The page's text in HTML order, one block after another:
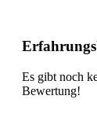
Es gibt noch
Bewertung!